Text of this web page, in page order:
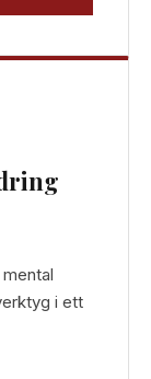
i ett